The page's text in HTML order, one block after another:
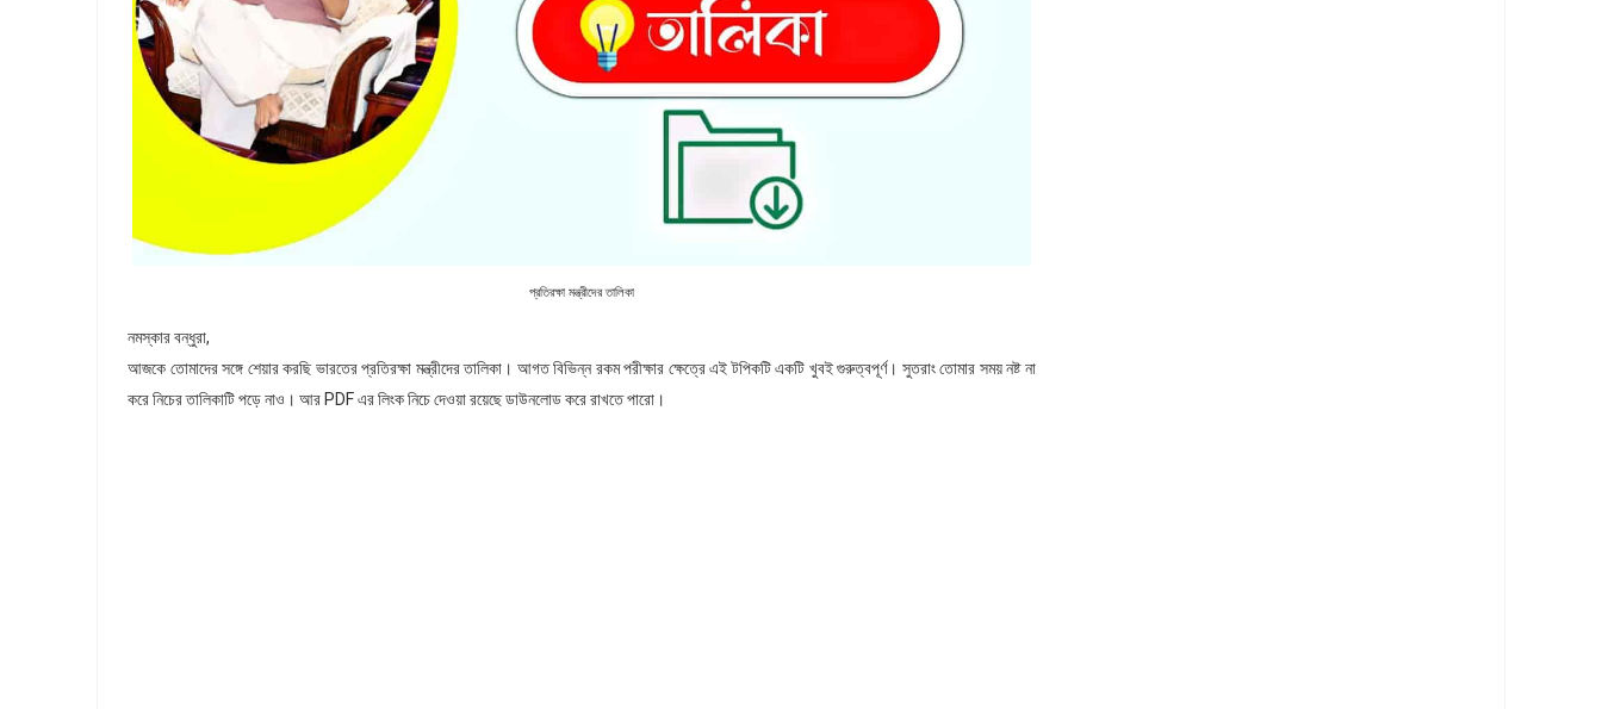
প্রতিরক্ষা মন্ত্রীদের তালিকা
নমস্কার বন্ধুরা,
আজকে তোমাদের সঙ্গে শেয়ার করছি ভারতের প্রতিরক্ষা মন্ত্রীদের তালিকা। আগত বিভিন্ন রকম পরীক্ষার ক্ষেত্রে এই টপিকটি একটি খুবই গুরুত্বপূর্ণ। সুতরাং তোমার সময় নষ্ট না
করে নিচের তালিকাটি পড়ে নাও। আর PDF এর লিংক নিচে দেওয়া রয়েছে ডাউনলোড করে রাখতে পারো।